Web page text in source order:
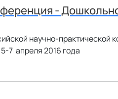
-
научно-
7 апреля 2016 года